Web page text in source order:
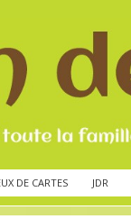
DE CARTES JDR